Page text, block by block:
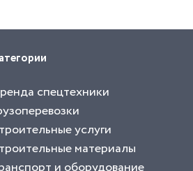
спецтехники
услуги
материалы